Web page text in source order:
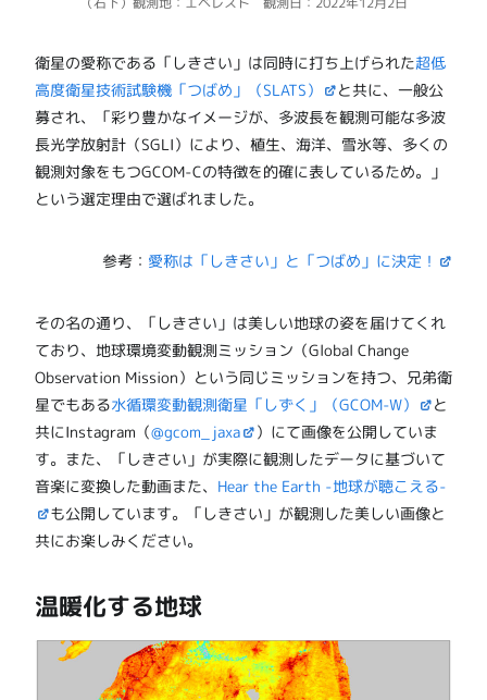
衛星の愛称である「しきさい」は同時に打ち上げられた超低
高度衛星技術試験機「つばめ」（SLATS）
と共に、一般公
募され、「彩り豊かなイメージが、多波長を観測可能な多波
長光学放射計（SGLI）により、植生、海洋、雪氷等、多くの
観測対象をもつGCOM-Cの特徴を的確に表しているため。」
という選定理由で選ばれました。
参考： 愛称は「しきさい」と「つばめ」に決定！
その名の通り、「しきさい」は美しい地球の姿を届けてくれ
ており、地球環境変動観測ミッション（Global Change
Observation Mission）という同じミッションを持つ、兄弟衛
星でもある水循環変動観測衛星「しずく」（GCOM-W）
と
共にInstagram（@gcom_jaxa
）にて画像を公開していま
す。また、「しきさい」が実際に観測したデータに基づいて
音楽に変換した動画また、 Hear the Earth -地球が聴こえる-
も公開しています。「しきさい」が観測した美しい画像と
共にお楽しみください。
温暖化する地球